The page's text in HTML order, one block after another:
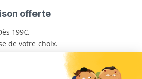
offerte
199€.
de votre choix.